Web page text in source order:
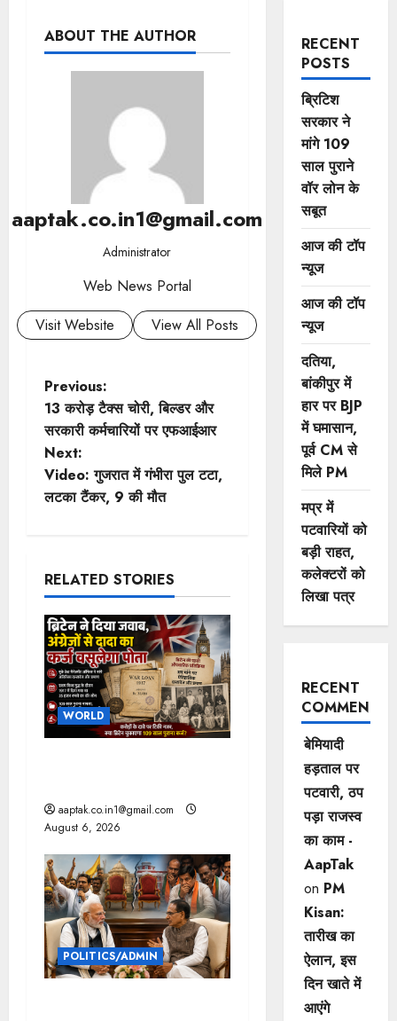
ABOUT THE AUTHOR
aaptak.co.in1@gmail.com
Administrator
Web News Portal
Visit Website
View All Posts
P
o
s
t
a
v
i
g
a
i
o
n
Previous:
13 करोड़ टैक्स चोरी, बिल्डर और
सरकारी कर्मचारियों पर एफआईआर
Next:
Video: गुजरात में गंभीरा पुल टटा,
लटका टैंकर, 9 की मौत
RELATED STORIES
WORLD
aaptak.co.in1@gmail.com
August 6, 2026
POLITICS/ADMIN
RECENT
POSTS
ब्रिटिश
सरकार ने
मांगे 109
साल पुराने
वॉर लोन के
सबूत
आज की टॉप
न्यूज
आज की टॉप
न्यूज
दतिया,
बांकीपुर में
हार पर BJP
में घमासान,
पूर्व CM से
मिले PM
मप्र में
पटवारियों को
बड़ी राहत,
कलेक्टरों को
लिखा पत्र
RECENT
COMMENTS
बेमियादी
हड़ताल पर
पटवारी, ठप
पड़ा राजस्व
का काम -
AapTak
on PM
Kisan:
तारीख का
ऐलान, इस
दिन खाते में
आएंगे